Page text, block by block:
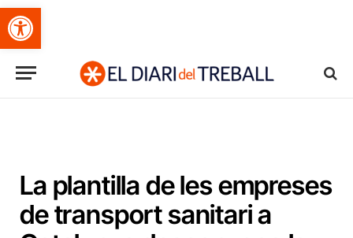
Obre la barra d'eines
La plantilla de les empreses
de transport sanitari a